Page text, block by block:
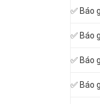
‎✅ Báo
✅ Báo
✅ Báo
✅ Báo